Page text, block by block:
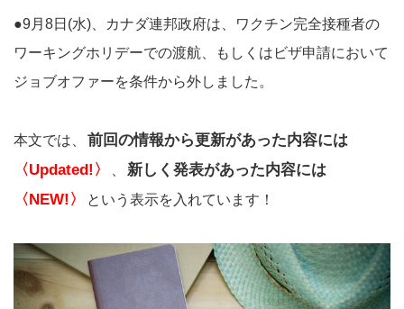
●9月8日(水)、カナダ連邦政府は、ワクチン完全接種者の
ワーキングホリデーでの渡航、もしくはビザ申請において
ジョブオファーを条件から外しました。
本文では、
前回の情報から更新があった内容には
〈Updated!〉
新しく発表があった内容には
〈NEW!〉
という表示を入れています！